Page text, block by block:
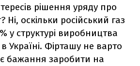
рішення уряду про
оскільки російський газ
у структурі виробництва
Україні. Фірташу не варто
бажання заробити на